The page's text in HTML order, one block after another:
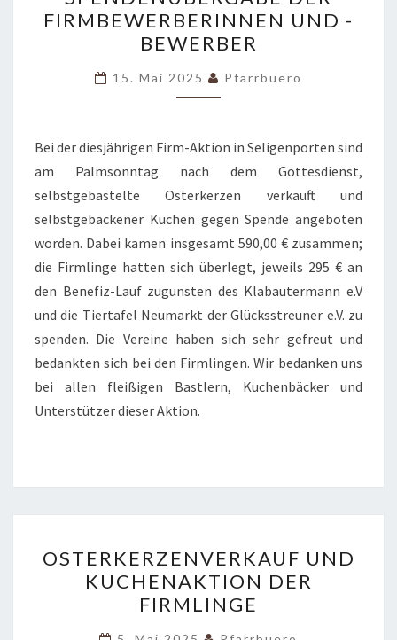
FIRMBEWERBERINNEN
UND
-
BEWERBER
FIRMBEWERBERINNEN UND -
BEWERBER
15. Mai 2025 Pfarrbuero
Bei der diesjährigen Firm-Aktion in Seligenporten sind
am Palmsonntag nach dem Gottesdienst,
selbstgebastelte Osterkerzen verkauft und
selbstgebackener Kuchen gegen Spende angeboten
worden. Dabei kamen insgesamt 590,00 € zusammen;
die Firmlinge hatten sich überlegt, jeweils 295 € an
den Benefiz-Lauf zugunsten des Klabautermann e.V
und die Tiertafel Neumarkt der Glücksstreuner e.V. zu
spenden. Die Vereine haben sich sehr gefreut und
bedankten sich bei den Firmlingen. Wir bedanken uns
bei allen fleißigen Bastlern, Kuchenbäcker und
Unterstützer dieser Aktion.
UND
KUCHENAKTION
DER
FIRMLINGE
OSTERKERZENVERKAUF UND
KUCHENAKTION DER
FIRMLINGE